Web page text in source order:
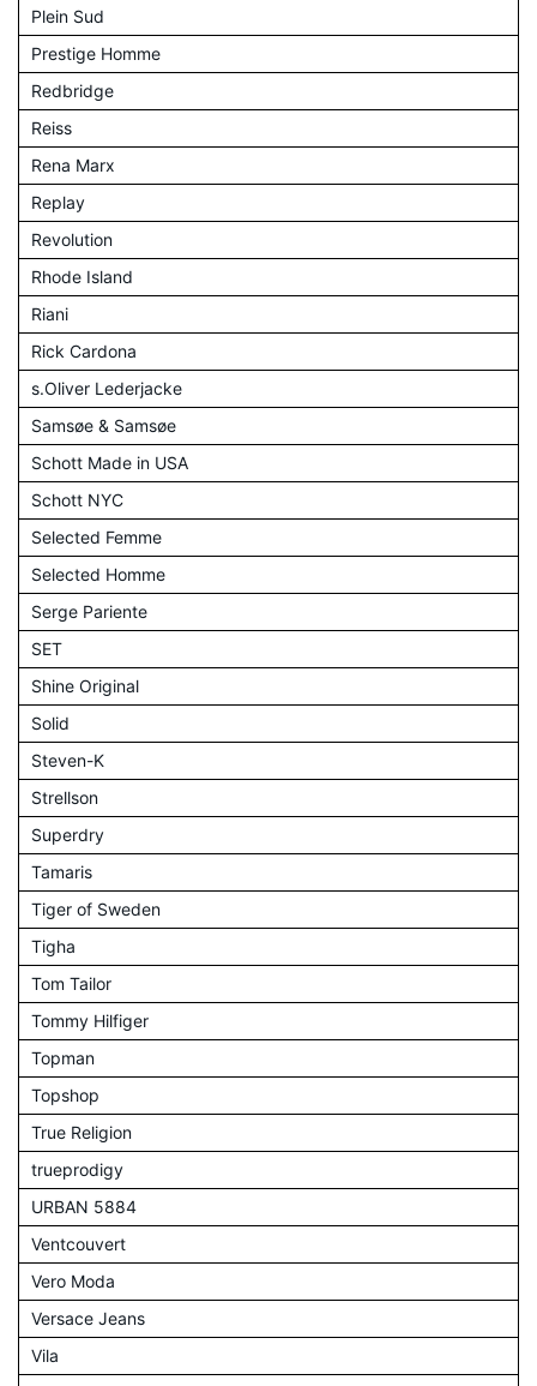
Plein Sud
Prestige Homme
Redbridge
Reiss
Rena Marx
Replay
Revolution
Rhode Island
Riani
Rick Cardona
s.Oliver Lederjacke
Samsøe & Samsøe
Schott Made in USA
Schott NYC
Selected Femme
Selected Homme
Serge Pariente
SET
Shine Original
Solid
Steven-K
Strellson
Superdry
Tamaris
Tiger of Sweden
Tigha
Tom Tailor
Tommy Hilfiger
Topman
Topshop
True Religion
trueprodigy
URBAN 5884
Ventcouvert
Vero Moda
Versace Jeans
Vila